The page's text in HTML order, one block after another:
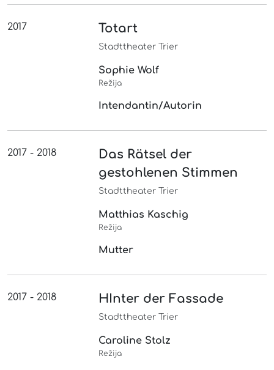
2017 Totart
Stadttheater Trier
Sophie Wolf
Režija
Intendantin/Autorin
2017 - 2018
Das Rätsel der
gestohlenen Stimmen
Stadttheater Trier
Matthias Kaschig
Režija
Mutter
2017 - 2018 HInter der Fassade
Stadttheater Trier
Caroline Stolz
Režija